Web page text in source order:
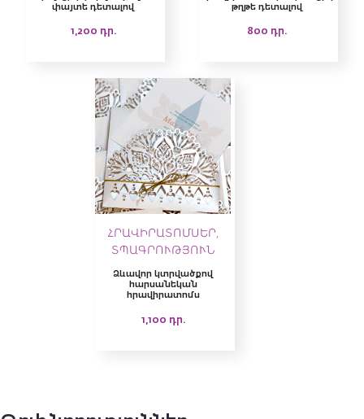
փայտե դետալով
1,200 դր.
թղթե դետալով
800 դր.
ՀՐԱՎԻՐԱՏՈՄՍԵՐ,
ՏՊԱԳՐՈՒԹՅՈՒՆ
Ձևավոր կտրվածքով
հարսանեկան
հրավիրատոմս
1,100 դր.